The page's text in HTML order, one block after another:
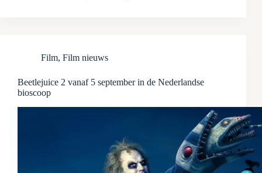
Film, Film nieuws
Beetlejuice 2 vanaf 5 september in de Nederlandse
bioscoop